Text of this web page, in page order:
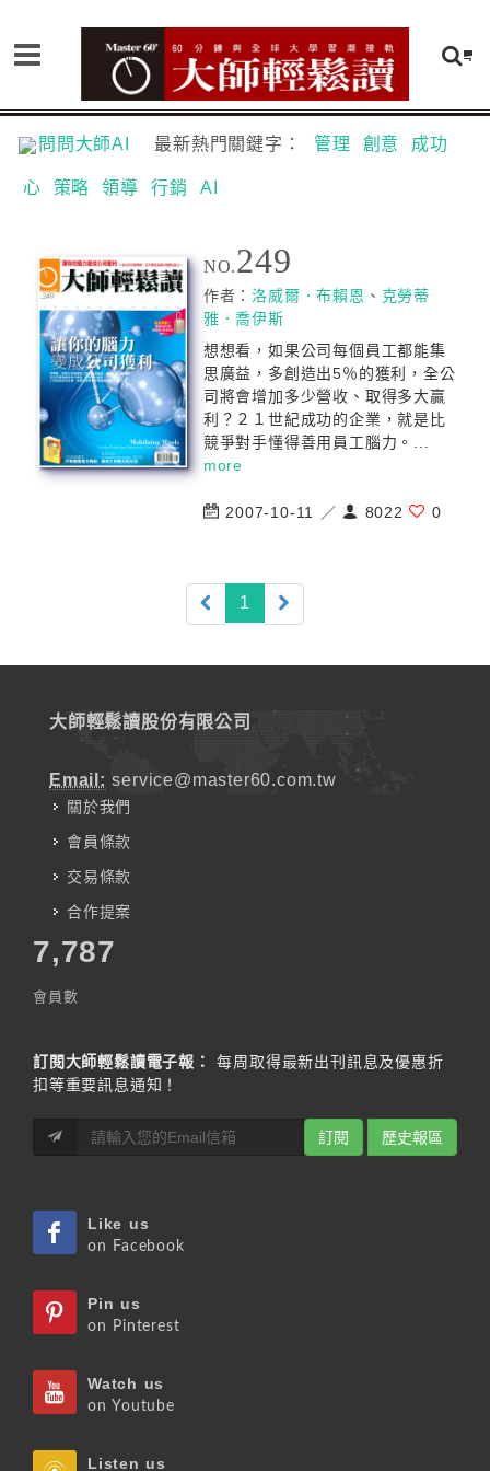
問問大師AI 最新熱門關鍵字： 管理 創意 成功
心 策略 領導 行銷 AI
NO.249
作者：洛威爾．布賴恩 、 克勞蒂
雅．喬伊斯
想想看，如果公司每個員工都能集
思廣益，多創造出5％的獲利，全公
司將會增加多少營收、取得多大贏
利？２１世紀成功的企業，就是比
競爭對手懂得善用員工腦力。...
more
2007-10-11 ／ 8022 0
1 (current)
大師輕鬆讀股份有限公司
Email: service@master60.com.tw
關於我們
會員條款
交易條款
合作提案
7,787
會員數
訂閱大師輕鬆讀電子報：
每周取得最新出刊訊息及優惠折
扣等重要訊息通知！
訂閱 歷史報區
Like us
on Facebook
Pin us
on Pinterest
Watch us
on Youtube
Listen us